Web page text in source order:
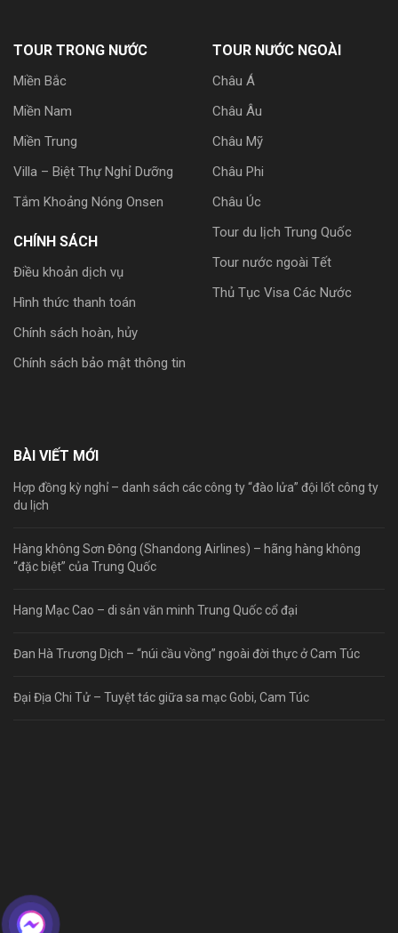
TOUR TRONG NƯỚC
Miền Bắc
Miền Nam
Miền Trung
Villa – Biệt Thự Nghỉ Dưỡng
Tắm Khoảng Nóng Onsen
CHÍNH SÁCH
Điều khoản dịch vụ
Hình thức thanh toán
Chính sách hoàn, hủy
Chính sách bảo mật thông tin
TOUR NƯỚC NGOÀI
Châu Á
Châu Âu
Châu Mỹ
Châu Phi
Châu Úc
Tour du lịch Trung Quốc
Tour nước ngoài Tết
Thủ Tục Visa Các Nước
BÀI VIẾT MỚI
Hợp đồng kỳ nghỉ – danh sách các công ty “đào lửa” đội lốt công ty
du lịch
Hàng không Sơn Đông (Shandong Airlines) – hãng hàng không
“đặc biệt” của Trung Quốc
Hang Mạc Cao – di sản văn minh Trung Quốc cổ đại
Đan Hà Trương Dịch – “núi cầu vồng” ngoài đời thực ở Cam Túc
Đại Địa Chi Tử – Tuyệt tác giữa sa mạc Gobi, Cam Túc